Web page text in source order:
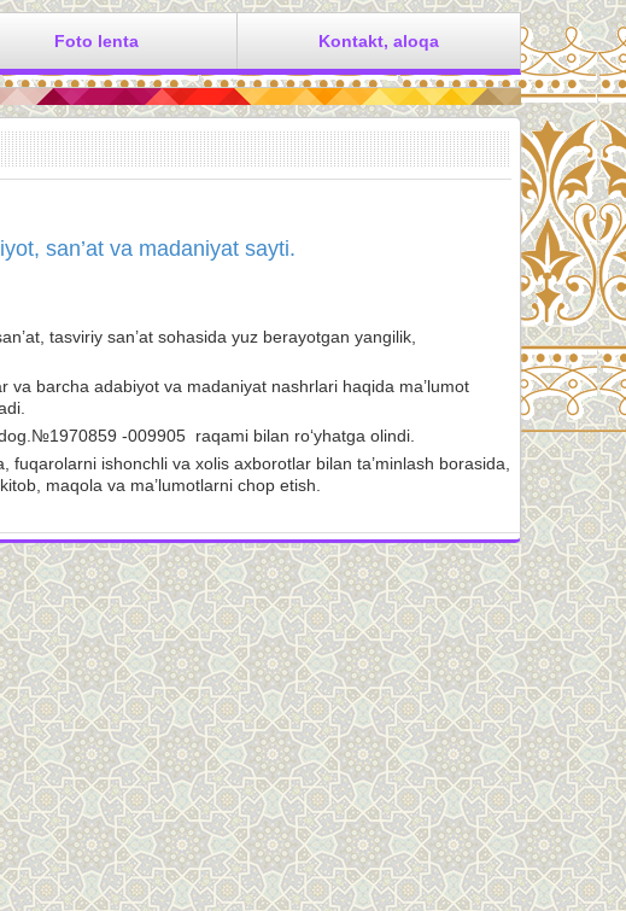
Foto lenta Kontakt, aloqa
san’at va madaniyat sayti.
tasviriy san’at sohasida yuz berayotgan yangilik,
va barcha adabiyot va madaniyat nashrlari haqida ma’lumot
-009905 raqami bilan ro‘yhatga olindi.
ishonchli va xolis axborotlar bilan ta’minlash borasida,
maqola va ma’lumotlarni chop etish.